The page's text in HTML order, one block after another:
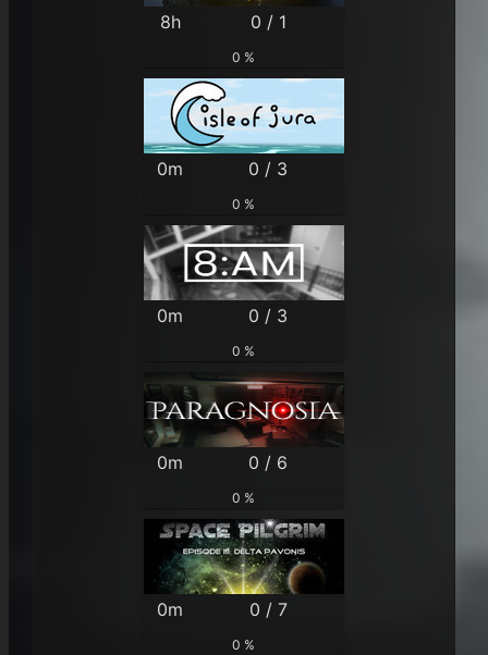
8h 0 / 1
0 %
0m 0 / 3
0 %
0m 0 / 3
0 %
0m 0 / 6
0 %
0m 0 / 7
0 %